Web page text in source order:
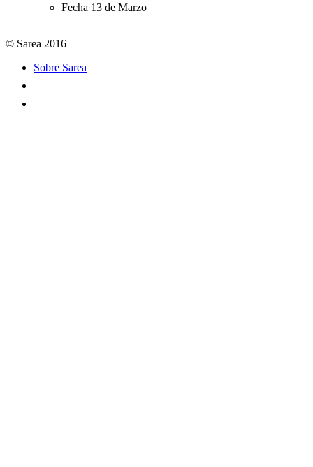
Fecha 13 de Marzo
© Sarea 2016
Sobre Sarea